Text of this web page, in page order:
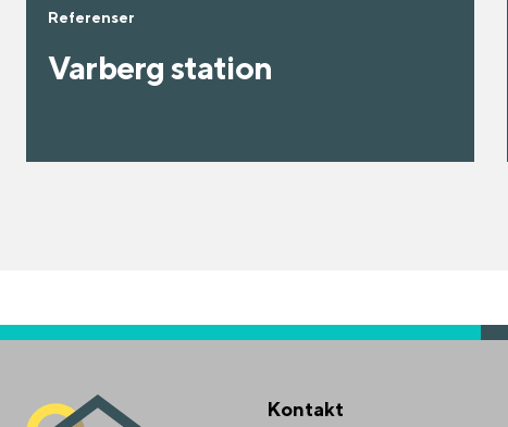
Referenser
Varberg station
Kontakt